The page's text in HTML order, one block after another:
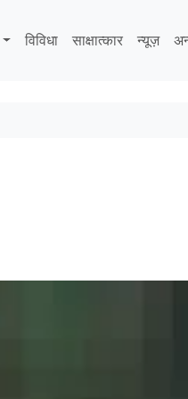
विविधा साक्षात्‍कार न्यूज़